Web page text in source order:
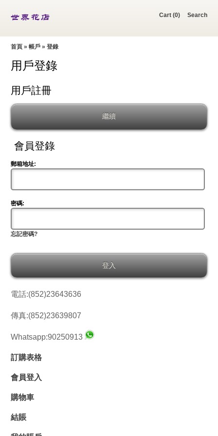
Cart (0)‎ Search
首頁 »帳戶 »登錄
用戶登錄
用戶註冊
繼續
會員登錄
郵箱地址:
密碼:
忘記密碼?
電話:(852)23643636
傳真:(852)23639807
Whatsapp:90250913
訂購表格
會員登入
購物車
結賬